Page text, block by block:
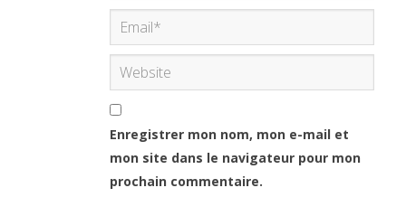
Enregistrer mon nom, mon e-mail et
mon site dans le navigateur pour mon
prochain commentaire.